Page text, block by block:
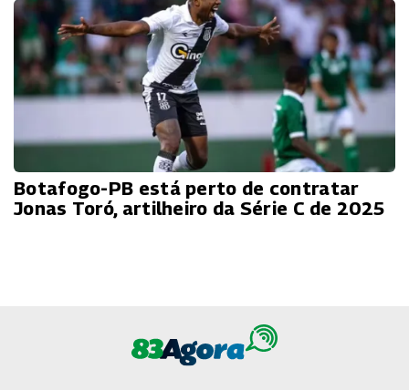
Botafogo-PB está perto de contratar
Jonas Toró, artilheiro da Série C de 2025